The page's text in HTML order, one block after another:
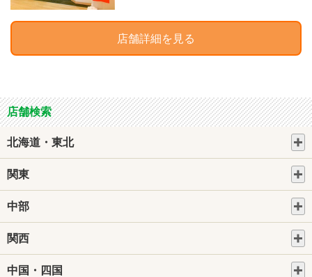
店舗詳細を見る
店舗検索
北海道・東北
関東
中部
関西
中国・四国